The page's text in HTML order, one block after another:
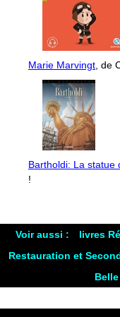
Marie Marvingt , de
Bartholdi: La statue
!
Voir aussi : livres
Restauration et